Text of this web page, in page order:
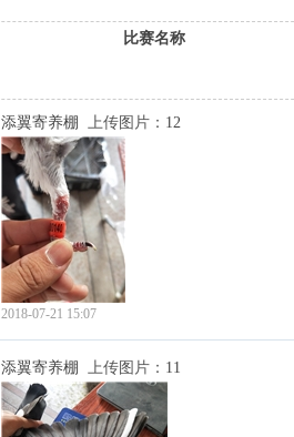
比赛名称
添翼寄养棚 上传图片： 12
2018-07-21 15:07
添翼寄养棚 上传图片： 11